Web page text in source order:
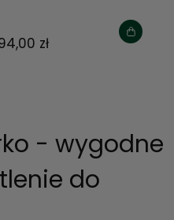
zł
- wygodne
do